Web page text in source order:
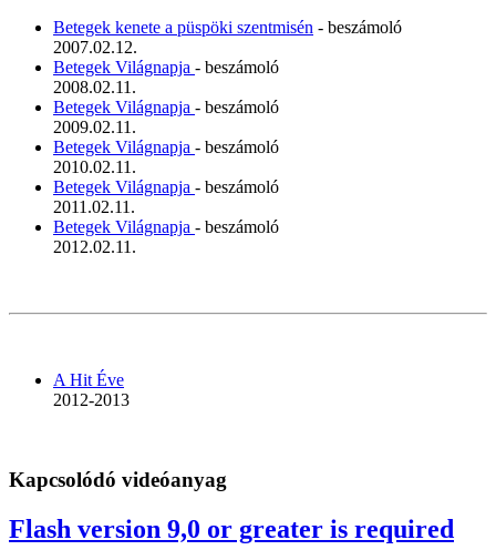
Betegek kenete a püspöki szentmisén - beszámoló
2007.02.12.
Betegek Világnapja - beszámoló
2008.02.11.
Betegek Világnapja - beszámoló
2009.02.11.
Betegek Világnapja - beszámoló
2010.02.11.
Betegek Világnapja - beszámoló
2011.02.11.
Betegek Világnapja - beszámoló
2012.02.11.
A Hit Éve
2012-2013
Kapcsolódó videóanyag
Flash version 9,0 or greater is required